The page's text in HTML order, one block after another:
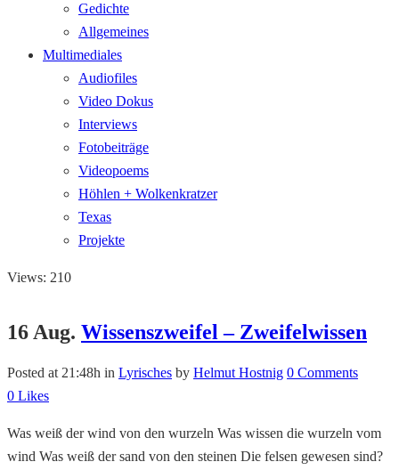
Gedichte
Allgemeines
Multimediales
Audiofiles
Video Dokus
Interviews
Fotobeiträge
Videopoems
Höhlen + Wolkenkratzer
Texas
Projekte
Views: 210
16 Aug. Wissenszweifel – Zweifelwissen
Posted at 21:48h in Lyrisches by Helmut Hostnig 0 Comments
0 Likes
Was weiß der wind von den wurzeln Was wissen die wurzeln vom
wind Was weiß der sand von den steinen Die felsen gewesen sind?